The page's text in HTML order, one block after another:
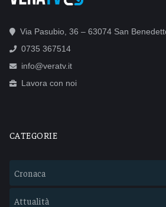
Via Pasubio, 36 – 63074 San
0735 367514
info@veratv.it
Lavora con noi
CATEGORIE
Cronaca
Attualità